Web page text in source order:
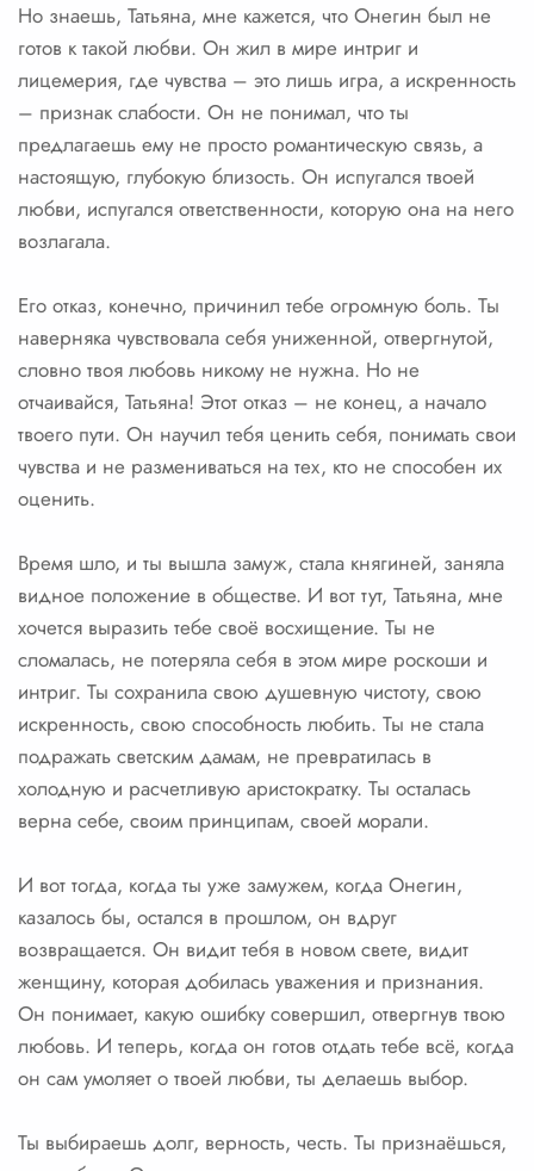
Но знаешь, Татьяна, мне кажется, что Онегин был не
готов к такой любви. Он жил в мире интриг и
лицемерия, где чувства – это лишь игра, а искренность
– признак слабости. Он не понимал, что ты
предлагаешь ему не просто романтическую связь, а
настоящую, глубокую близость. Он испугался твоей
любви, испугался ответственности, которую она на него
возлагала.
Его отказ, конечно, причинил тебе огромную боль. Ты
наверняка чувствовала себя униженной, отвергнутой,
словно твоя любовь никому не нужна. Но не
отчаивайся, Татьяна! Этот отказ – не конец, а начало
твоего пути. Он научил тебя ценить себя, понимать свои
чувства и не размениваться на тех, кто не способен их
оценить.
Время шло, и ты вышла замуж, стала княгиней, заняла
видное положение в обществе. И вот тут, Татьяна, мне
хочется выразить тебе своё восхищение. Ты не
сломалась, не потеряла себя в этом мире роскоши и
интриг. Ты сохранила свою душевную чистоту, свою
искренность, свою способность любить. Ты не стала
подражать светским дамам, не превратилась в
холодную и расчетливую аристократку. Ты осталась
верна себе, своим принципам, своей морали.
И вот тогда, когда ты уже замужем, когда Онегин,
казалось бы, остался в прошлом, он вдруг
возвращается. Он видит тебя в новом свете, видит
женщину, которая добилась уважения и признания.
Он понимает, какую ошибку совершил, отвергнув твою
любовь. И теперь, когда он готов отдать тебе всё, когда
он сам умоляет о твоей любви, ты делаешь выбор.
Ты выбираешь долг, верность, честь. Ты признаёшься,